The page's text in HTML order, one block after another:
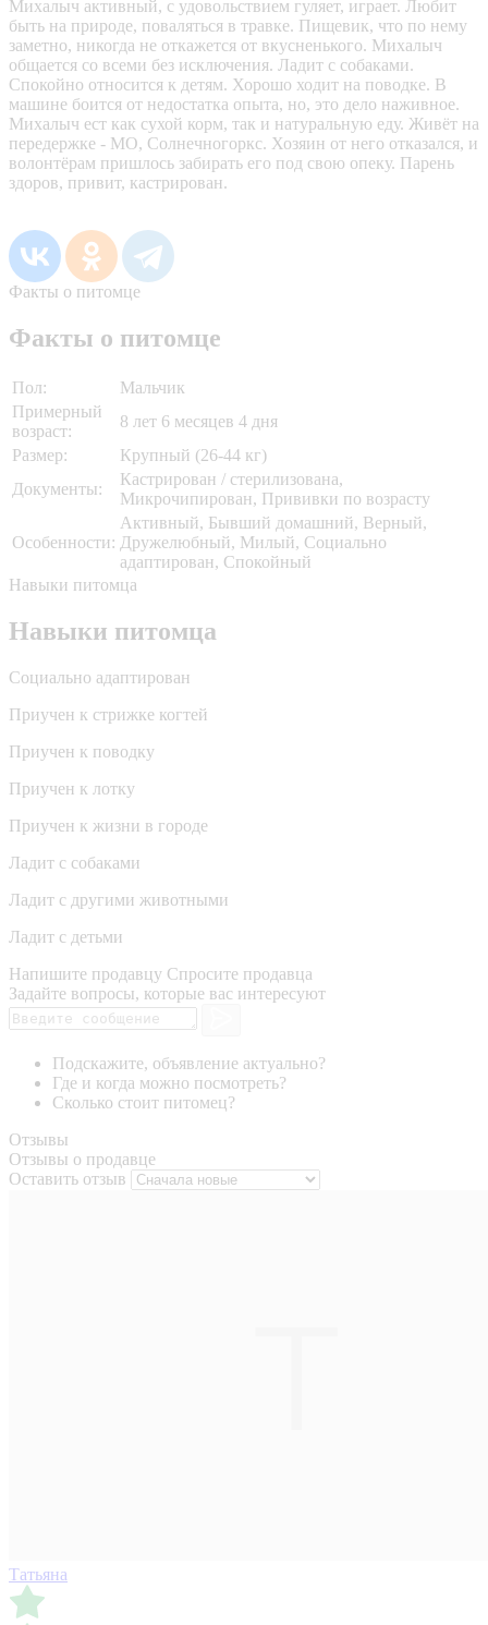
Михалыч активный, с удовольствием гуляет, играет. Любит
быть на природе, поваляться в травке. Пищевик, что по нему
заметно, никогда не откажется от вкусненького. Михалыч
общается со всеми без исключения. Ладит с собаками.
Спокойно относится к детям. Хорошо ходит на поводке. В
машине боится от недостатка опыта, но, это дело наживное.
Михалыч ест как сухой корм, так и натуральную еду. Живёт на
передержке - МО, Солнечногоркс. Хозяин от него отказался, и
волонтёрам пришлось забирать его под свою опеку. Парень
здоров, привит, кастрирован.
Факты о питомце
Факты о питомце
Пол:
Мальчик
Примерный
возраст:
8 лет 6 месяцев 4 дня
Размер:
Крупный (26-44 кг)
Документы:
Кастрирован / стерилизована,
Микрочипирован, Прививки по возрасту
Особенности:
Активный, Бывший домашний, Верный,
Дружелюбный, Милый, Социально
адаптирован, Спокойный
Навыки питомца
Навыки питомца
Социально адаптирован
Приучен к стрижке когтей
Приучен к поводку
Приучен к лотку
Приучен к жизни в городе
Ладит с собаками
Ладит с другими животными
Ладит с детьми
Напишите продавцу Спросите продавца
Задайте вопросы, которые вас интересуют
Подскажите, объявление актуально?
Где и когда можно посмотреть?
Сколько стоит питомец?
Отзывы
Отзывы о продавце
Оставить отзыв
Татьяна